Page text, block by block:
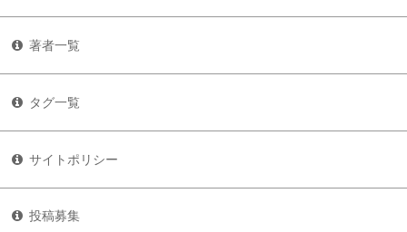
著者一覧
タグ一覧
サイトポリシー
投稿募集